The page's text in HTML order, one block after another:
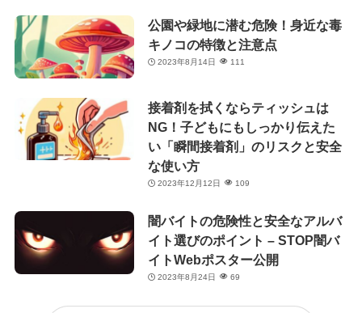
公園や緑地に潜む危険！身近な毒
キノコの特徴と注意点
2023年8月14日 111
接着剤を拭くならティッシュは
NG！子どもにもしっかり伝えた
い「瞬間接着剤」のリスクと安全
な使い方
2023年12月12日 109
闇バイトの危険性と安全なアルバ
イト選びのポイント – STOP闇バ
イトWebポスター公開
2023年8月24日 69